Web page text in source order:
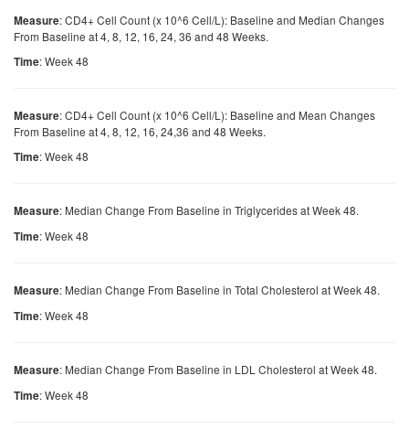
Measure: CD4+ Cell Count (x 10^6 Cell/L): Baseline and Median Changes
From Baseline at 4, 8, 12, 16, 24, 36 and 48 Weeks.
Time: Week 48
Measure: CD4+ Cell Count (x 10^6 Cell/L): Baseline and Mean Changes
From Baseline at 4, 8, 12, 16, 24,36 and 48 Weeks.
Time: Week 48
Measure: Median Change From Baseline in Triglycerides at Week 48.
Time: Week 48
Measure: Median Change From Baseline in Total Cholesterol at Week 48.
Time: Week 48
Measure: Median Change From Baseline in LDL Cholesterol at Week 48.
Time: Week 48